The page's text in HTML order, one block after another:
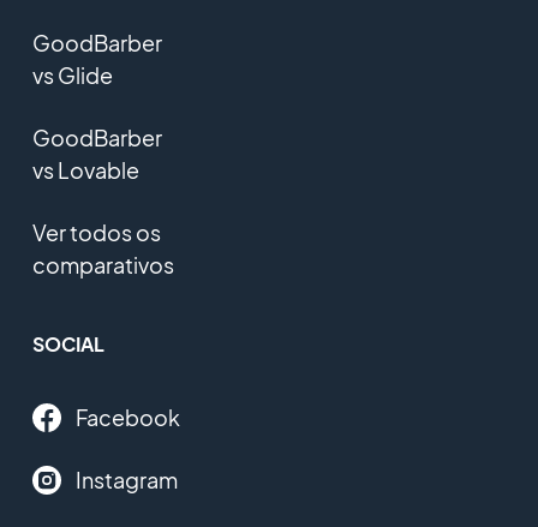
GoodBarber
vs Glide
GoodBarber
vs Lovable
Ver todos os
comparativos
SOCIAL
Facebook
Instagram